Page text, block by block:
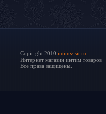
Copiright 2010 intimvisit.ru
Интернет магазин интим товаров
Все права защищены.